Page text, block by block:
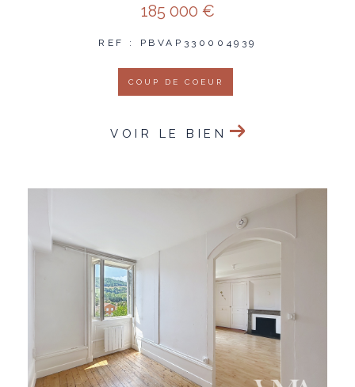
185 000 €
REF : PBVAP330004939
COUP DE COEUR
VOIR LE BIEN